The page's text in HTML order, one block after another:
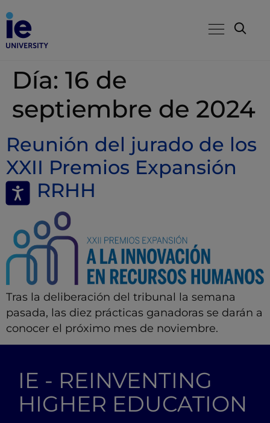
Día: 16 de
septiembre de 2024
Reunión del jurado de los
XXII Premios Expansión
en RRHH
Tras la deliberación del tribunal la semana
pasada, las diez prácticas ganadoras se darán a
conocer el próximo mes de noviembre.
IE - REINVENTING
HIGHER EDUCATION